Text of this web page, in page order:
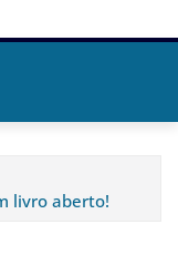
livro aberto!